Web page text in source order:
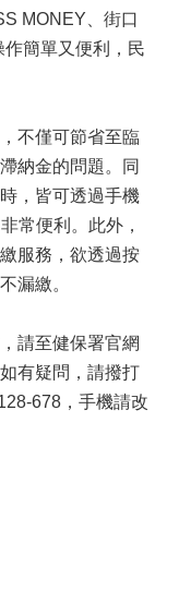
MONEY、街口
簡單又便利，民
不僅可節省至臨
納金的問題。同
，皆可透過手機
常便利。此外，
服務，欲透過按
漏繳。
請至健保署官網
有疑問，請撥打
678，手機請改